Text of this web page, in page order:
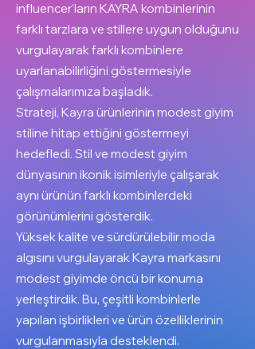
influencer'ların KAYRA kombinlerinin
farklı tarzlara ve stillere uygun olduğunu
vurgulayarak farklı kombinlere
uyarlanabilirliğini göstermesiyle
çalışmalarımıza başladık.
Strateji, Kayra ürünlerinin modest giyim
stiline hitap ettiğini göstermeyi
hedefledi. Stil ve modest giyim
dünyasının ikonik isimleriyle çalışarak
aynı ürünün farklı kombinlerdeki
görünümlerini gösterdik.
Yüksek kalite ve sürdürülebilir moda
algısını vurgulayarak Kayra markasını
modest giyimde öncü bir konuma
yerleştirdik. Bu, çeşitli kombinlerle
yapılan işbirlikleri ve ürün özelliklerinin
vurgulanmasıyla desteklendi.